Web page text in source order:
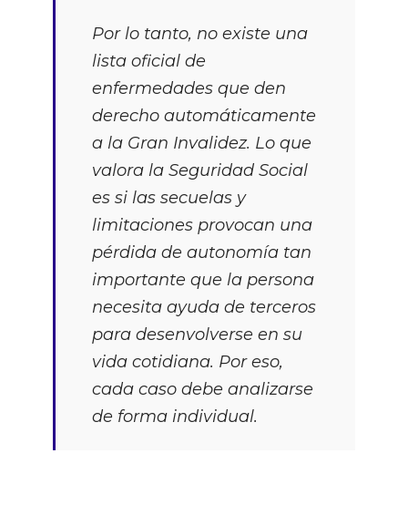
Por lo tanto, no existe una
lista oficial de
enfermedades que den
derecho automáticamente
a la Gran Invalidez. Lo que
valora la Seguridad Social
es si las secuelas y
limitaciones provocan una
pérdida de autonomía tan
importante que la persona
necesita ayuda de terceros
para desenvolverse en su
vida cotidiana. Por eso,
cada caso debe analizarse
de forma individual.